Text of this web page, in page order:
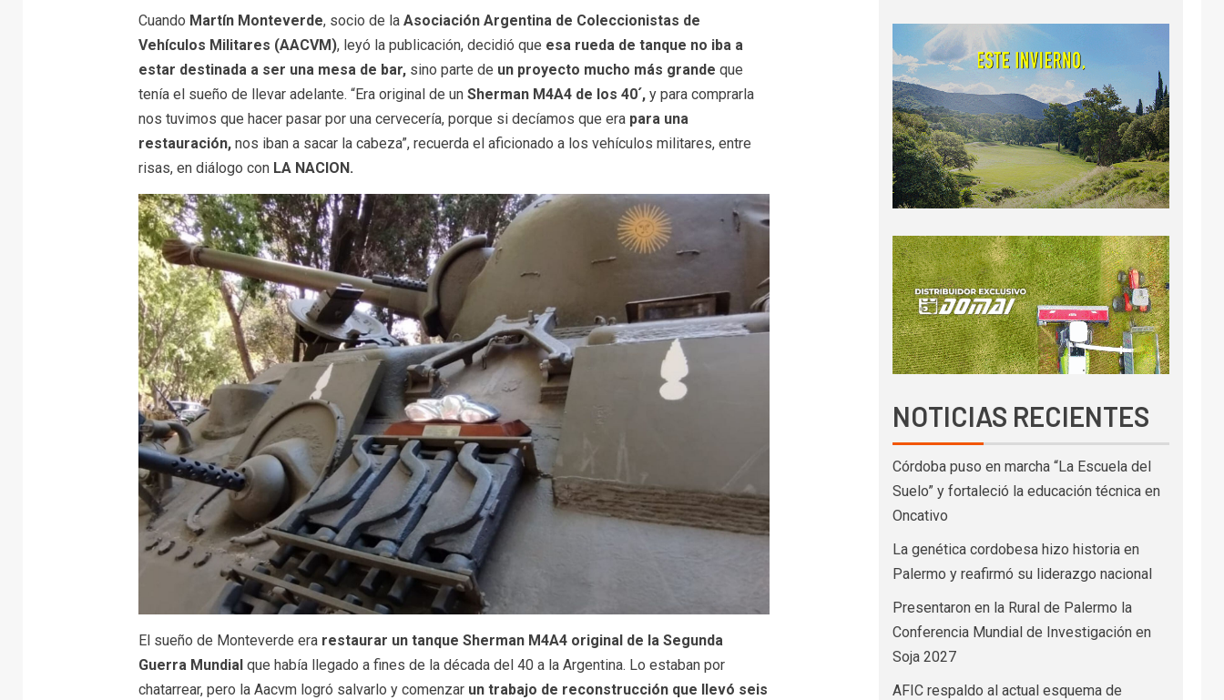
Cuando Martín Monteverde, socio de la Asociación Argentina de Coleccionistas de
Vehículos Militares (AACVM), leyó la publicación, decidió que esa rueda de tanque no iba a
estar destinada a ser una mesa de bar, sino parte de un proyecto mucho más grande que
tenía el sueño de llevar adelante. “Era original de unSherman M4A4 de los 40´,y para comprarla
nos tuvimos que hacer pasar por una cervecería, porque si decíamos que era para una
restauración, nos iban a sacar la cabeza”, recuerda el aficionado a los vehículos militares, entre
risas, en diálogo con LA NACION.
El sueño de Monteverde era restaurar un tanque Sherman M4A4 original de la Segunda
Guerra Mundial que había llegado a fines de la década del 40 a la Argentina. Lo estaban por
chatarrear, pero la Aacvm logró salvarlo y comenzar un trabajo de reconstrucción que llevó seis
NOTICIAS RECIENTES
Córdoba puso en marcha “La Escuela del
Suelo” y fortaleció la educación técnica en
Oncativo
La genética cordobesa hizo historia en
Palermo y reafirmó su liderazgo nacional
Presentaron en la Rural de Palermo la
Conferencia Mundial de Investigación en
Soja 2027
AFIC respaldo al actual esquema de